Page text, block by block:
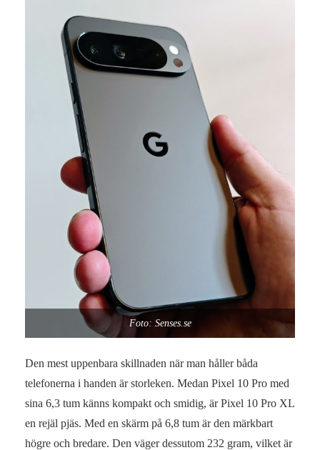
Foto: Senses.se
Den mest uppenbara skillnaden när man håller båda
telefonerna i handen är storleken. Medan Pixel 10 Pro med
sina 6,3 tum känns kompakt och smidig, är Pixel 10 Pro XL
en rejäl pjäs. Med en skärm på 6,8 tum är den märkbart
högre och bredare. Den väger dessutom 232 gram, vilket är